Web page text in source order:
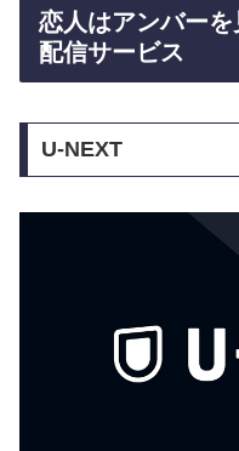
恋人はアンバー
配信サービス
U-NEXT